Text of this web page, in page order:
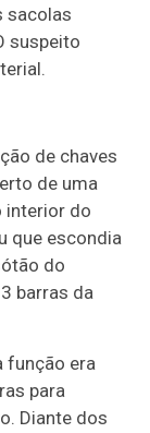
sacolas
suspeito
de chaves
de uma
interior do
que escondia
do
barras da
função era
para
Diante dos